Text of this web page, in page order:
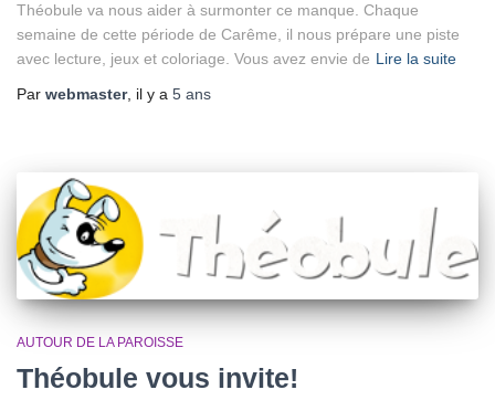
Théobule va nous aider à surmonter ce manque. Chaque
semaine de cette période de Carême, il nous prépare une piste
avec lecture, jeux et coloriage. Vous avez envie de Lire la suite
Par webmaster, il y a 5 ans
AUTOUR DE LA PAROISSE
Théobule vous invite!